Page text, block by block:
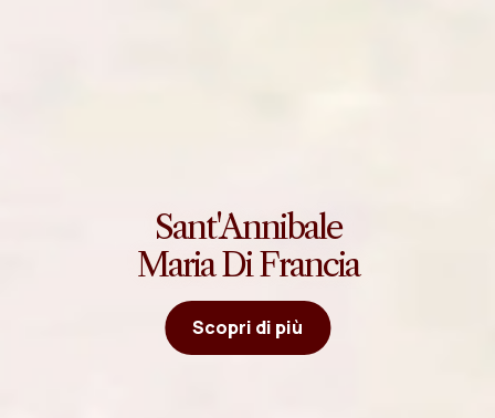
Sant'Annibale
Maria Di Francia
Scopri di più